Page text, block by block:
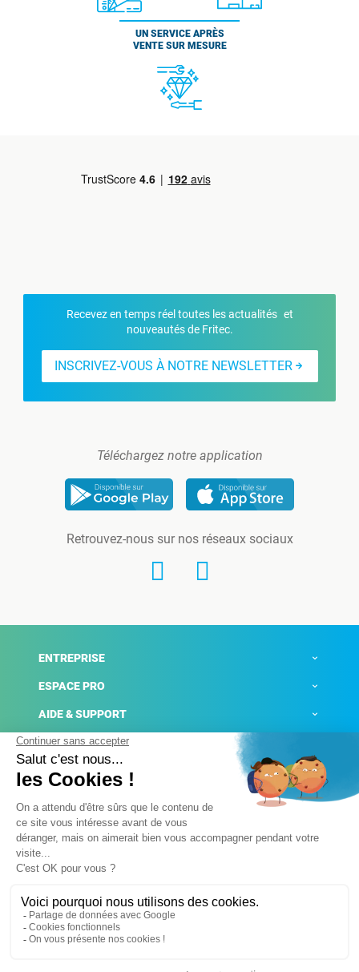
UN SERVICE APRÈS
VENTE SUR MESURE
Recevez en temps réel toutes les actualités et
nouveautés de Fritec.
INSCRIVEZ-VOUS À NOTRE NEWSLETTER
Téléchargez notre application
Retrouvez-nous sur nos réseaux sociaux
ENTREPRISE
ESPACE PRO
AIDE & SUPPORT
ACTUALITÉS
Mentions légales
Conditions générales de ventes
Plateforme de signalement